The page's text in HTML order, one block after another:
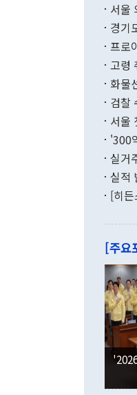
서울
경기
프로
고령
화물
검찰
서울
'300
실거
실적
[히든
[주요